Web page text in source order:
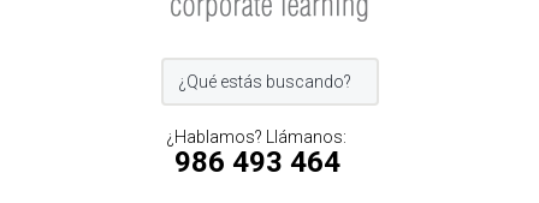
¿Hablamos? Llámanos:
986 493 464